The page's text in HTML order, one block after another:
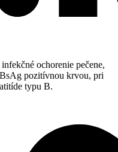
ochorenie pečene,
pozitívnou krvou, pri
typu B.